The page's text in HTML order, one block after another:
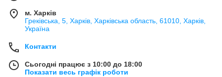
м. Харків
Греківська, 5, Харків, Харківська область, 61010, Харків,
Україна
Контакти
Сьогодні працює з 10:00 до 18:00
Показати весь графік роботи